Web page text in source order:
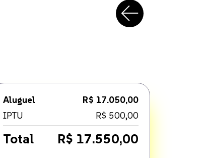
Aluguel
R$ 17.050,00
IPTU
R$ 500,00
Total R$ 17.550,00